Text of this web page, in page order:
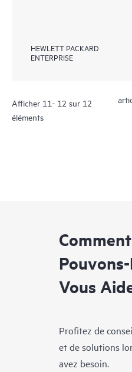
HEWLETT PACKARD
ENTERPRISE
Afficher 11- 12 sur 12
éléments
Comment
Vous
Profitez de
et de solutions
avez besoin.